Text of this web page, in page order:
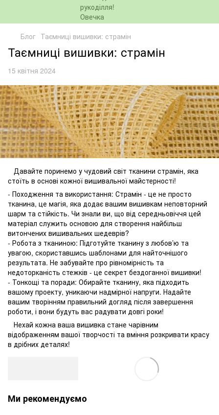
Блог Таємниці вишивки: страмін
Таємниці вишивки: страмін
15 квітня 2024
Давайте поринемо у чудовий світ тканини страмін, яка
стоїть в основі кожної вишивальної майстерності!
- Походження та використання: Страмін - це не просто
тканина, це магія, яка додає вашим вишивкам неповторний
шарм та стійкість. Чи знали ви, що від середньовіччя цей
матеріал служить основою для створення найбільш
витончених вишивальних шедеврів?
- Робота з тканиною: Підготуйте тканину з любов’ю та
увагою, скориставшись шаблонами для найточнішого
результата. Не забувайте про рівномірність та
недоторканість стежків - це секрет бездоганної вишивки!
- Тонкощі та поради: Обирайте тканину, яка підходить
вашому проекту, уникаючи надмірної напруги. Надайте
вашим творінням правильний догляд після завершення
роботи, і вони будуть вас радувати довгі роки!
Нехай кожна ваша вишивка стане чарівним
відображенням вашої творчості та вміння розкривати красу
в дрібних деталях!
Ми рекомендуємо